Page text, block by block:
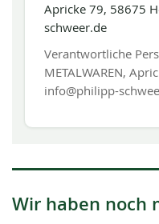
Apricke 79, 58675
schweer.de
Verantwortliche
METALWAREN,
info@philipp-
Wir haben noch